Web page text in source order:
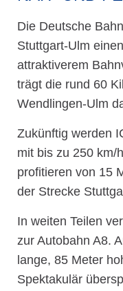
Die Deutsche
Stuttgart-Ulm
attraktiverem
trägt die rund 60
Wendlingen-Ulm
Zukünftig werden
mit bis zu 250 km/
profitieren von 15
der Strecke
In weiten Teilen
zur Autobahn A8.
lange, 85 Meter
Spektakulär